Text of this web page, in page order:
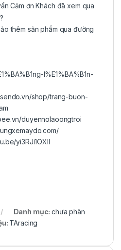
Cảm ơn Khách đã xem qua
thêm sản phẩm qua đường
l%E1%BA%B1n-
shop/trang-buon-
duyennolaoongtroi
yi3RJi1OXII
Danh mục:chưa phân
TAracing